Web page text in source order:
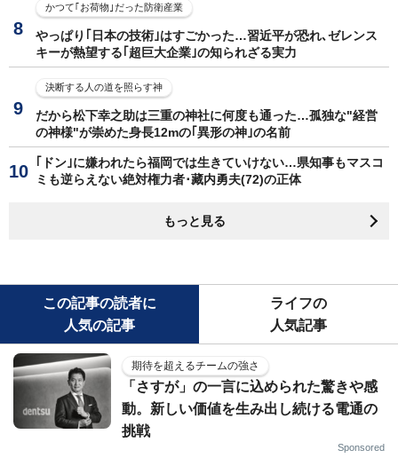
かつて｢お荷物｣だった防衛産業
やっぱり｢日本の技術｣はすごかった…習近平が恐れ､ゼレンス
キーが熱望する｢超巨大企業｣の知られざる実力
決断する人の道を照らす神
だから松下幸之助は三重の神社に何度も通った…孤独な"経営
の神様"が崇めた身長12mの｢異形の神｣の名前
｢ドン｣に嫌われたら福岡では生きていけない…県知事もマスコ
ミも逆らえない絶対権力者･藏内勇夫(72)の正体
もっと見る
この記事の読者に
人気の記事
ライフの
人気記事
期待を超えるチームの強さ
「さすが」の一言に込められた驚きや感
動。新しい価値を生み出し続ける電通の
挑戦
Sponsored